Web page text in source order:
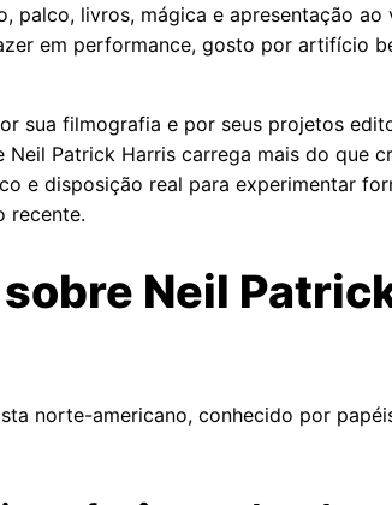
palco, livros, mágica e apresentação
em performance, gosto por artifício
sua filmografia e por seus projetos
Patrick Harris carrega mais do que
e disposição real para experimentar
recente.
Neil
norte-americano, conhecido por